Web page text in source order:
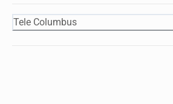
Tele Columbus